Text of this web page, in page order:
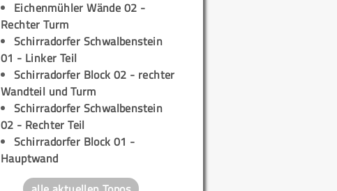
Eichenmühler Wände 02 -
Rechter Turm
Schirradorfer Schwalbenstein
01 - Linker Teil
Schirradorfer Block 02 - rechter
Wandteil und Turm
Schirradorfer Schwalbenstein
02 - Rechter Teil
Schirradorfer Block 01 -
Hauptwand